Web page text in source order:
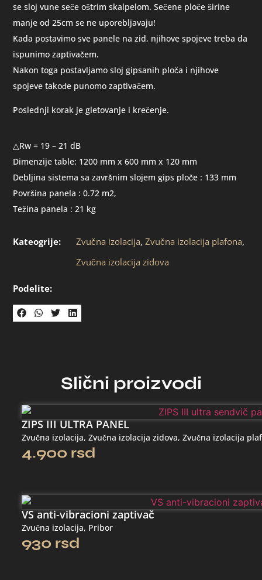
se sloj vune seče oštrim skalpelom. Sečene ploče širine
manje od 25cm se ne uporebljavaju!
Kada postavimo sve panele na zid, njihove spojeve treba da
ispunimo zaptivačem.
Nakon toga postavljamo sloj gipsanih ploča i njihove
spojeve takođe punomo zaptivačem.
Poslednji korak je gletovanje i krečenje.
△Rw = 19 – 21 dB
Dimenzije table: 1200 mm x 600 mm x 120 mm
Debljina sistema sa završnim slojem gips ploče : 133 mm
Površina panela : 0.72 m2‚
Težina panela : 21 kg
Kateogrije: Zvučna izolacija,Zvučna izolacija plafona,
Zvučna izolacija zidova
Podelite:
Slični proizvodi
ZIPS III ULTRA PANEL
Zvučna izolacija,Zvučna izolacija zidova,Zvučna izolacija
4.900 rsd
VS anti-vibracioni zaptivač
Zvučna izolacija, Pribor
930 rsd